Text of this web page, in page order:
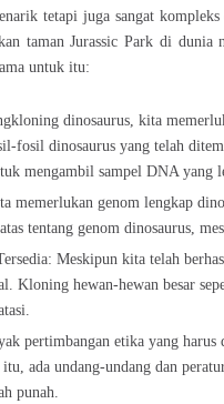
tetapi juga sangat
taman Jurassic Park di dunia
untuk itu:
dinosaurus, kita
fosil dinosaurus yang telah
mengambil sampel DNA yang
memerlukan genom lengkap
tentang genom dinosaurus,
Meskipun kita telah
Kloning hewan-hewan besar
pertimbangan etika yang
ada undang-undang dan
punah.